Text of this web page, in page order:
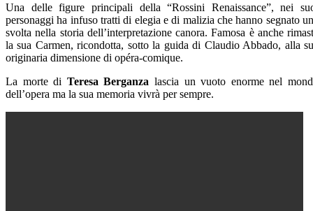
Una delle figure principali della “Rossini Renaissance”, nei
personaggi ha infuso tratti di elegia e di malizia che hanno segnato
svolta nella storia dell’interpretazione canora. Famosa è anche
la sua Carmen, ricondotta, sotto la guida di Claudio Abbado, alla
originaria dimensione di opéra-comique.
La morte di Teresa Berganza lascia un vuoto enorme nel
dell’opera ma la sua memoria vivrà per sempre.